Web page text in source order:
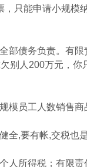
只能申请小规模
部债务负责。有
别人200万元，
模员工人数销售
全,要有帐,交税也
人所得税；有限